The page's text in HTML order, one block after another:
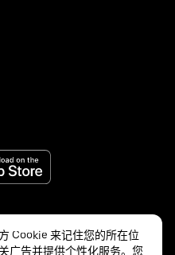
Cookie 来记住您的所在位
广告并提供个性化服务。您